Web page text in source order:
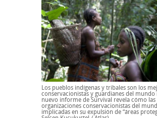
Los pueblos indígenas y tribales son los
conservacionistas y guardianes del mundo
nuevo informe de Survival revela cómo
organizaciones conservacionistas del
implicadas en su expulsión de “áreas